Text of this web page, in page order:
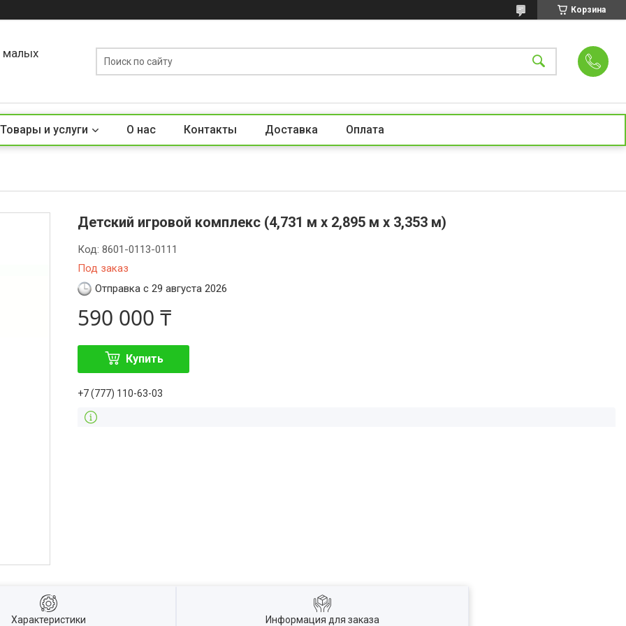
Корзина
малых
Товары и услуги О нас Контакты Доставка Оплата
Детский игровой комплекс (4,731 м х 2,895 м х 3,353 м)
Под заказ
Код:8601-0113-0111
Отправка с 29 августа 2026
590 000 ₸
Купить
+7 (777) 110-63-03
Характеристики Информация для заказа